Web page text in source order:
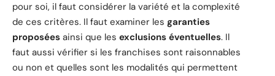
pour soi, il faut considérer la variété et la complexité
de ces critères. Il faut examiner les garanties
proposées ainsi que les exclusions éventuelles. Il
faut aussi vérifier si les franchises sont raisonnables
ou non et quelles sont les modalités qui permettent